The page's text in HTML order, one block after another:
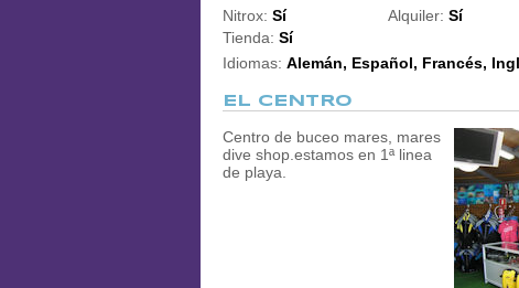
Nitrox: Sí
Tienda: Sí
Alquiler: Sí
Idiomas: Alemán, Español, Francés,
EL CENTRO
Centro de buceo mares, mares
dive shop.estamos en 1ª linea
de playa.